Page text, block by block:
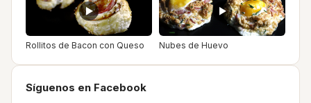
Rollitos de Bacon con Queso Nubes de Huevo
Síguenos en Facebook